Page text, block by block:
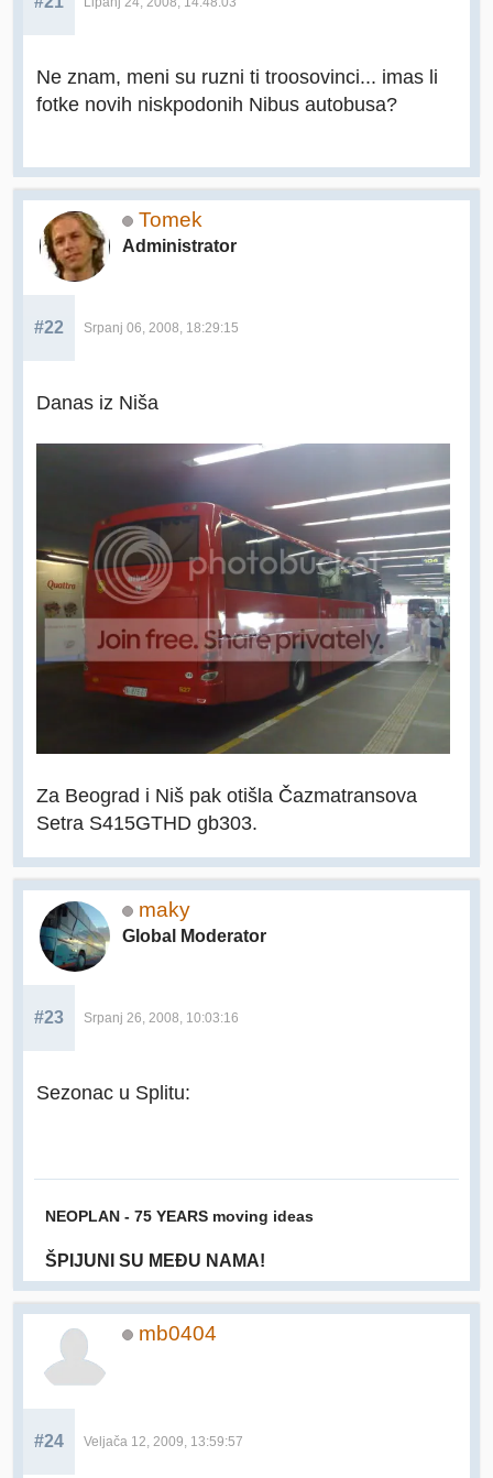
Lipanj 24, 2008, 14:48:03
Ne znam, meni su ruzni ti troosovinci... imas li
fotke novih niskpodonih Nibus autobusa?
Tomek
Administrator
#22 Srpanj 06, 2008, 18:29:15
Danas iz Niša
Za Beograd i Niš pak otišla Čazmatransova
Setra S415GTHD gb303.
maky
Global Moderator
#23 Srpanj 26, 2008, 10:03:16
Sezonac u Splitu:
NEOPLAN - 75 YEARS moving ideas
ŠPIJUNI SU MEĐU NAMA!
mb0404
#24 Veljača 12, 2009, 13:59:57